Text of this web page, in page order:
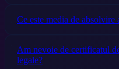
Ce este media de
Am nevoie de certificatul
legale?